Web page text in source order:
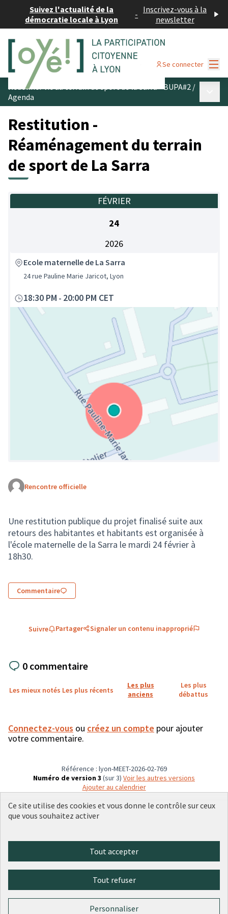
Suivez l'actualité de la
démocratie locale à Lyon
- Inscrivez-vous à la
newsletter
Se connecter
Redonner vie au terrain de sport de la Sarra - BUPA#2 /
Agenda
Restitution -
Réaménagement du terrain
de sport de La Sarra
FÉVRIER
24
2026
Ecole maternelle de La Sarra
24 rue Pauline Marie Jaricot, Lyon
18:30 PM - 20:00 PM CET
(Lien externe)
Rencontre officielle
Une restitution publique du projet finalisé suite aux
retours des habitantes et habitants est organisée à
l'école maternelle de la Sarra le mardi 24 février à
18h30.
Commentaire
Suivre Partager Signaler un contenu inapproprié
0 commentaire
Les mieux notés Les plus récents
Les plus
anciens
Les plus
débattus
Connectez-vous ou créez un compte pour ajouter
votre commentaire.
Référence : lyon-MEET-2026-02-769
Numéro de version 3 (sur 3)
voir les autres versions
Ajouter au calendrier
(Lien externe)
(Lien externe)
(Lien externe)
(Lien externe)
(Lien externe)
(Lien externe)Open Source Politics
(Lien externe)
grâce au
Licence
(Lien
Ce site utilise des cookies et vous donne le contrôle sur ceux
que vous souhaitez activer
Tout accepter
Tout refuser
Personnaliser